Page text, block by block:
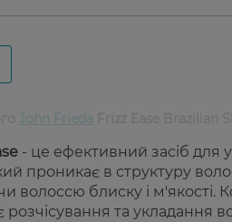
John Frieda
- це ефективний засіб для
проникає в структуру
волоссю блиску і м'якості.
розчісування та укладання